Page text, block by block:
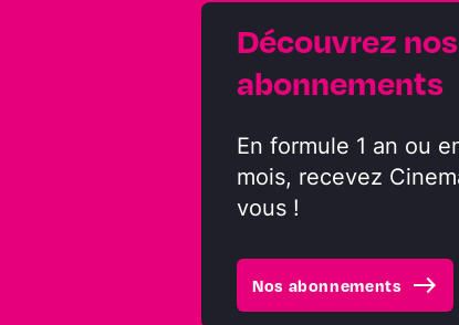
Découvrez nos
abonnements
En formule 1 an ou
mois, recevez
vous !
Nos abonnements east